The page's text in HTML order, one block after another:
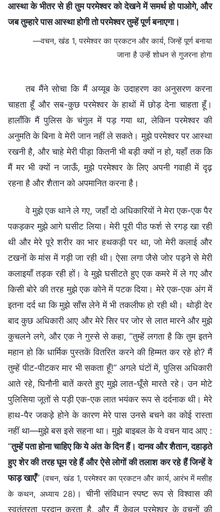
आस्था के भीतर से ही तुम परमेश्वर को देखने में समर्थ हो पाओगे, और
जब तुम्हारे पास आस्था होगी तो परमेश्वर तुम्हें पूर्ण बनाएगा।
—वचन, खंड 1, परमेश्वर का प्रकटन और कार्य, जिन्हें पूर्ण बनाया
जाना है उन्हें शोधन से गुजरना होगा
तब मैंने सोचा कि मैं अय्यूब के उदाहरण का अनुसरण करना
चाहता हूँ और सब-कुछ परमेश्वर के हाथों में छोड़ देना चाहता हूँ।
हालाँकि मैं पुलिस के चंगुल में पड़ गया था, लेकिन परमेश्वर की
अनुमति के बिना वे मेरी जान नहीं ले सकते। मुझे परमेश्वर पर आस्था
रखनी है, और चाहे मेरी पीड़ा कितनी भी बड़ी क्यों न हो, यहाँ तक कि
मैं मर भी क्यों न जाऊँ, मुझे परमेश्वर के लिए अपनी गवाही में दृढ़
रहना है और शैतान को अपमानित करना है।
वे मुझे एक थाने ले गए, जहाँ दो अधिकारियों ने मेरा एक-एक पैर
पकड़कर मुझे आगे घसीट लिया। मेरी पूरी पीठ फर्श से रगड़ खा रही
थी और मेरे पूरे शरीर का भार हथकड़ी पर था, जो मेरी कलाई और
टखनों के मांस में गड़ी जा रही थी। ऐसा लगा जैसे जोर पड़ने से मेरी
कलाइयाँ तड़क रही हों। वे मुझे घसीटते हुए एक कमरे में ले गए और
किसी बोरे की तरह मुझे एक कोने में पटक दिया। मेरे एक-एक अंग में
इतना दर्द था कि मुझे साँस लेने में भी तकलीफ हो रही थी। थोड़ी देर
बाद कुछ अधिकारी आए और मेरे सिर पर जोर से लात मारने और मुझे
कुचलने लगे, और एक ने गुस्से से कहा, “तुम्हें लगता है कि तुम इतने
महान हो कि धार्मिक पुस्तकें वितरित करने की हिम्मत कर रहे हो? मैं
तुम्हें पीट-पीटकर मार भी सकता हूँ!” अगले घंटों में, पुलिस अधिकारी
आते रहे, घिनौनी बातें करते हुए मुझे लात-घूँसे मारते रहे। उन मोटे
पुलिसिया जूतों से पड़ी एक-एक लात भयंकर रूप से दर्दनाक थी। मेरे
हाथ-पैर जकड़े होने के कारण मेरे पास उनसे बचने का कोई रास्ता
नहीं था—मुझे बस इसे सहना था। मुझे बाइबल के ये वचन याद आए :
“तुम्हें पता होना चाहिए कि ये अंत के दिन हैं। दानव और शैतान, दहाड़ते
हुए शेर की तरह घूम रहे हैं और ऐसे लोगों की तलाश कर रहे हैं जिन्हें वे
फाड़ खाएँ” (वचन, खंड 1, परमेश्वर का प्रकटन और कार्य, आरंभ में मसीह
के कथन, अध्याय 28) । चीनी संविधान स्पष्ट रूप से विश्वास की
स्वतंत्रता प्रदान करता है, और मैं केवल परमेश्वर के वचनों की